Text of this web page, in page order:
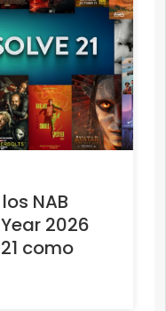
NAB
2026
como